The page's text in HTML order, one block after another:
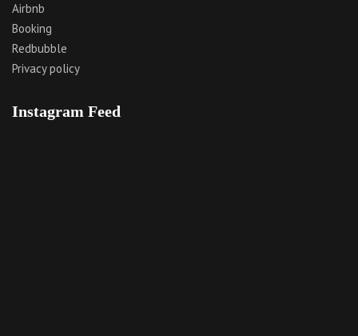
Airbnb
Booking
Redbubble
Privacy policy
Instagram Feed